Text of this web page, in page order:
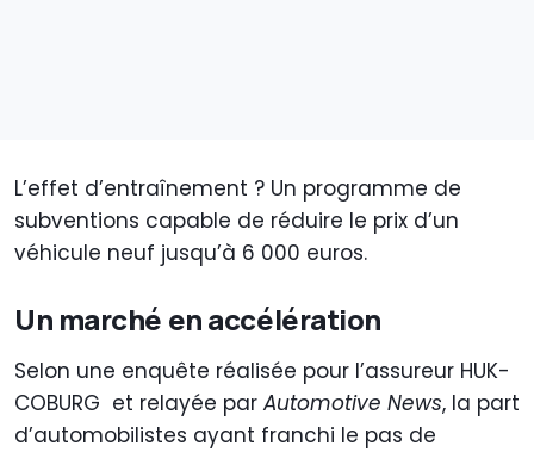
L’effet d’entraînement ? Un programme de
subventions capable de réduire le prix d’un
véhicule neuf jusqu’à 6 000 euros.
Un marché en accélération
Selon une enquête réalisée pour l’assureur HUK-
COBURG et relayée par Automotive News, la part
d’automobilistes ayant franchi le pas de